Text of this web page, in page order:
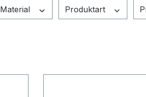
Material Produktart